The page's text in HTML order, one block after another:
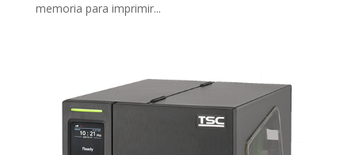
memoria para imprimir...